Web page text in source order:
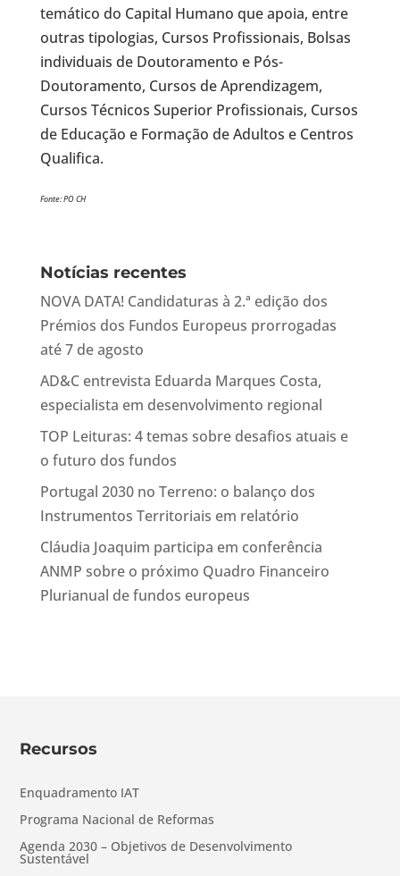
temático do Capital Humano que apoia, entre
outras tipologias, Cursos Profissionais, Bolsas
individuais de Doutoramento e Pós-
Doutoramento, Cursos de Aprendizagem,
Cursos Técnicos Superior Profissionais, Cursos
de Educação e Formação de Adultos e Centros
Qualifica.
Fonte: PO CH
Notícias recentes
NOVA DATA! Candidaturas à 2.ª edição dos
Prémios dos Fundos Europeus prorrogadas
até 7 de agosto
AD&C entrevista Eduarda Marques Costa,
especialista em desenvolvimento regional
TOP Leituras: 4 temas sobre desafios atuais e
o futuro dos fundos
Portugal 2030 no Terreno: o balanço dos
Instrumentos Territoriais em relatório
Cláudia Joaquim participa em conferência
ANMP sobre o próximo Quadro Financeiro
Plurianual de fundos europeus
Recursos
Enquadramento IAT
Programa Nacional de Reformas
Agenda 2030 – Objetivos de Desenvolvimento
Sustentável